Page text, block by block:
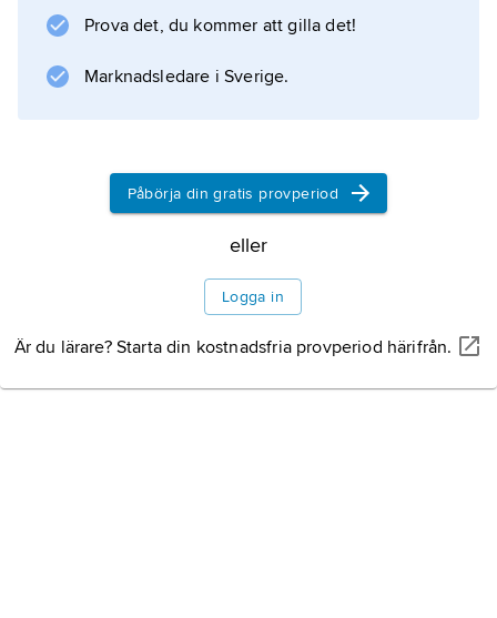
Prova det, du kommer att gilla det!
Marknadsledare i Sverige.
Påbörja din gratis provperiod
eller
Logga in
Är du lärare? Starta din kostnadsfria provperiod härifrån.